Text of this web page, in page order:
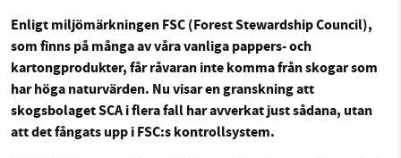
Facebook Instagram BlueSky
Threads LinkedIn
Enligt miljömärkningen FSC (Forest Stewardship Council),
som finns på många av våra vanliga pappers- och
kartongprodukter, får råvaran inte komma från skogar som
har höga naturvärden. Nu visar en granskning att
skogsbolaget SCA i flera fall har avverkat just sådana, utan
att det fångats upp i FSC:s kontrollsystem.
1231368703
Läs vad vi vill göra